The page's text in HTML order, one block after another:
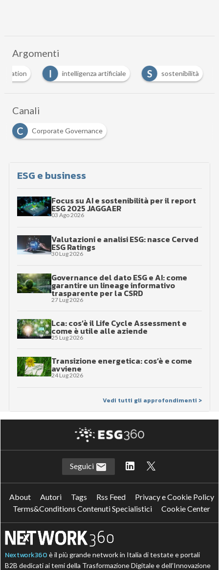
Argomenti
I intelligenza artificiale S sostenibilità
Canali
C
Corporate Governance
ESG e business
Focus su AI e sostenibilità per il report
ESG 2025 JAGGAER
03 Ago 2026
Valutazioni e analisi ESG: nasce Cerved
ESG Ratings
30 Lug 2026
Governance del dato ESG e AI: come
garantire un lineage informativo
trasparente per la CSRD
27 Lug 2026
Lca: cos’è il Life Cycle Assessment e
come è utile alle aziende
25 Lug 2026
Transizione energetica: cos’è e come
avviene
24 Lug 2026
Vedi tutti gli approfondimenti >
Seguici
About Autori Tags Rss Feed
Privacy e Cookie Policy
Terms&Conditions Contenuti Specialistici
Cookie Center
Nextwork360 è il più grande network in Italia di testate e portali
B2B dedicati ai temi della Trasformazione Digitale e dell’Innovazione